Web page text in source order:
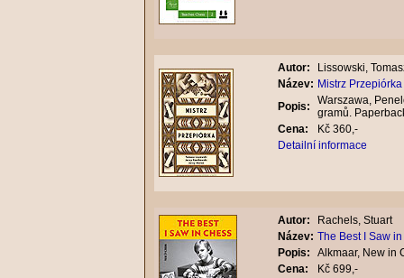
Autor:
Lissowski,
Název: Mistrz Przepiórka
Popis:
Warszawa,
gramů.
Cena:
Kč 360,-
Detailní informace
Autor:
Rachels, Stuart
Název: The Best I Saw
Popis:
Alkmaar, New in
Cena:
Kč 699,-